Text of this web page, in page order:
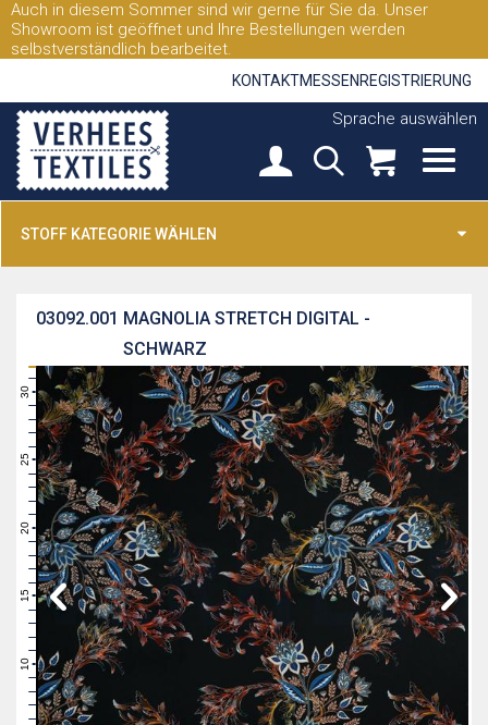
Auch in diesem Sommer sind wir gerne für Sie da. Unser
Showroom ist geöffnet und Ihre Bestellungen werden
selbstverständlich bearbeitet.
KONTAKTMESSEN REGISTRIERUNG
Sprache auswählen
STOFF KATEGORIE WÄHLEN
MAGNOLIA STRETCH DIGITAL -
SCHWARZ
03092.001
6
7
8
9
10
11
15
16
17
18
19
20
21
23
24
25
26
27
28
30